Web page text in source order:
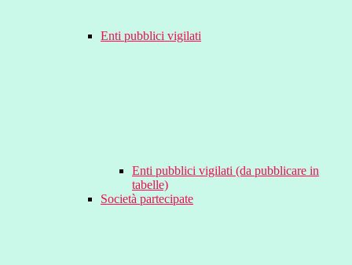
Enti pubblici vigilati
Enti pubblici vigilati (da pubblicare in
tabelle)
Società partecipate